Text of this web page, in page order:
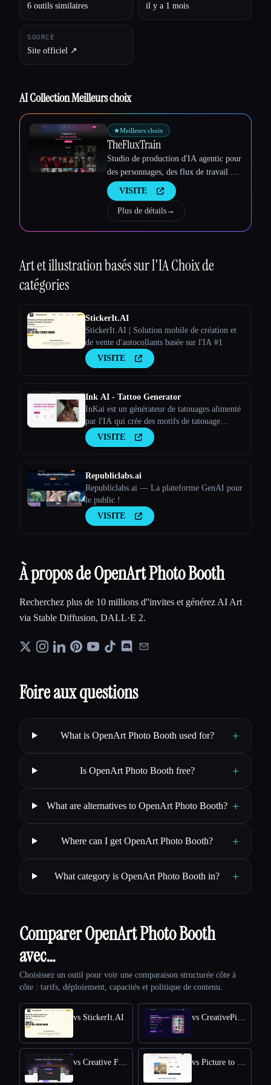
6 outils similaires il y a 1 mois
SOURCE
Site officiel ↗︎
AI Collection Meilleurs choix
★Meilleurs choix
TheFluxTrain
Studio de production d'IA agentic pour
des personnages, des flux de travail et
des vidéos cohérents
VISITE
Plus de détails→
Art et illustration basés sur l'IAChoix de
catégories
StickerIt.AI
StickerIt.AI | Solution mobile de création et
de vente d'autocollants basée sur l'IA #1
VISITE
Ink AI - Tattoo Generator
InKai est un générateur de tatouages alimenté
par l'IA qui crée des motifs de tatouage
personnalisés en fonction des saisies de
l'utilisateur.
VISITE
Republiclabs.ai
Republiclabs.ai — La plateforme GenAI pour
le public !
VISITE
À propos de OpenArt Photo Booth
Recherchez plus de 10 millions d''invites et générez AI Art
via Stable Diffusion, DALL·E 2.
Foire aux questions
What is OpenArt Photo Booth used for? +
Is OpenArt Photo Booth free? +
What are alternatives to OpenArt Photo Booth? +
Where can I get OpenArt Photo Booth? +
What category is OpenArt Photo Booth in? +
Comparer OpenArt Photo Booth
avec…
Choisissez un outil pour voir une comparaison structurée côte à
côte : tarifs, déploiement, capacités et politique de contenu.
vs StickerIt.AI